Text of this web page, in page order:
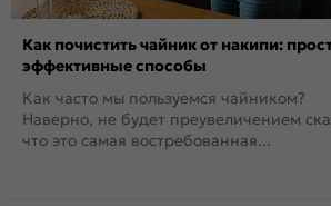
Как почистить чайник от накипи:
эффективные способы
Как часто мы пользуемся чайником?
Наверно, не будет преувеличением
что это самая востребованная...